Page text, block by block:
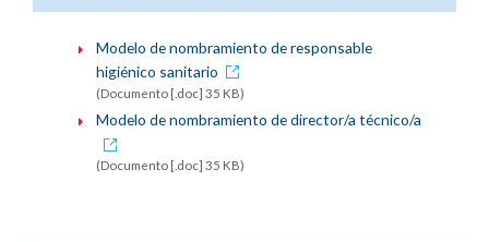
Modelo de nombramiento de responsable
higiénico sanitario
(Documento [.doc] 35 KB)
Modelo de nombramiento de director/a técnico/a
(Documento [.doc] 35 KB)